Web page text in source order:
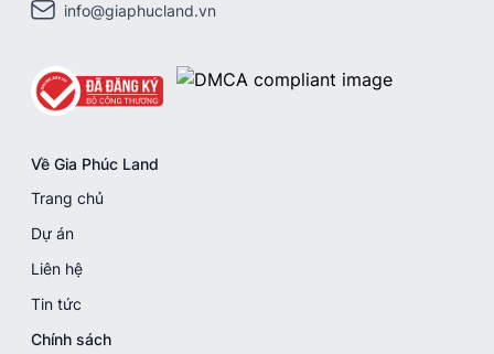
info@giaphucland.vn
Về Gia Phúc Land
Trang chủ
Dự án
Liên hệ
Tin tức
Chính sách